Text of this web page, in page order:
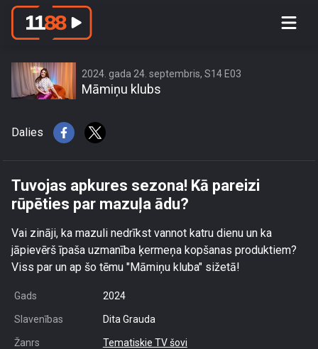
Tuvojas apkures sezona! Kā pareizi
2024. gada 24. septembris, S14 E03
Māmiņu klubs
Dalies
Tuvojas apkures sezona! Kā pareizi
rūpēties par mazuļa ādu?
Vai zināji, ka mazuli nedrīkst vannot katru dienu un ka
jāpievērš īpaša uzmanība ķermeņa kopšanas produktiem?
Viss par un ap šo tēmu "Māmiņu kluba" sižetā!
Gads 2024
Slavenības Dita Grauda
Žanrs Tematiskie TV šovi